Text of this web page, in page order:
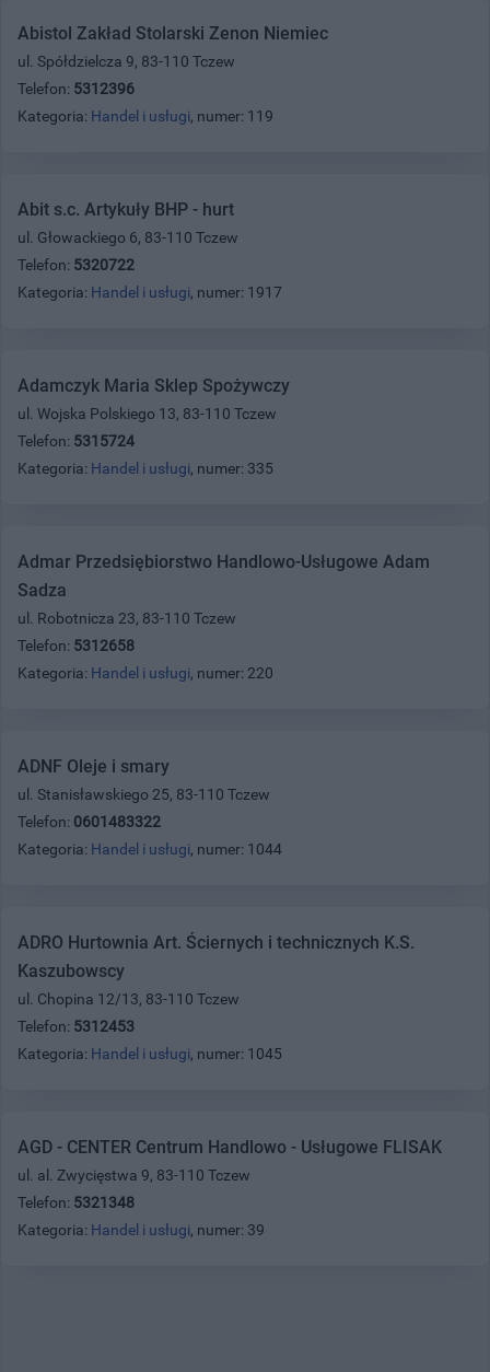
Abistol Zakład Stolarski Zenon Niemiec
ul. Spółdzielcza 9, 83-110 Tczew
Telefon: 5312396
Kategoria: Handel i usługi, numer: 119
Abit s.c. Artykuły BHP - hurt
ul. Głowackiego 6, 83-110 Tczew
Telefon: 5320722
Kategoria: Handel i usługi, numer: 1917
Adamczyk Maria Sklep Spożywczy
ul. Wojska Polskiego 13, 83-110 Tczew
Telefon: 5315724
Kategoria: Handel i usługi, numer: 335
Admar Przedsiębiorstwo Handlowo-Usługowe Adam
Sadza
ul. Robotnicza 23, 83-110 Tczew
Telefon: 5312658
Kategoria: Handel i usługi, numer: 220
ADNF Oleje i smary
ul. Stanisławskiego 25, 83-110 Tczew
Telefon: 0601483322
Kategoria: Handel i usługi, numer: 1044
ADRO Hurtownia Art. Ściernych i technicznych K.S.
Kaszubowscy
ul. Chopina 12/13, 83-110 Tczew
Telefon: 5312453
Kategoria: Handel i usługi, numer: 1045
AGD - CENTER Centrum Handlowo - Usługowe FLISAK
ul. al. Zwycięstwa 9, 83-110 Tczew
Telefon: 5321348
Kategoria: Handel i usługi, numer: 39